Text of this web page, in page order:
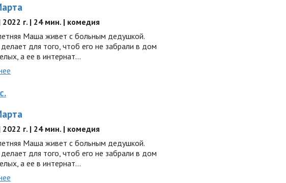
2022 г. | 24 мин. | комедия
Маша живет с больным дедушкой.
для того, чтоб его не забрали в дом
а ее в интернат…
2022 г. | 24 мин. | комедия
Маша живет с больным дедушкой.
для того, чтоб его не забрали в дом
а ее в интернат…